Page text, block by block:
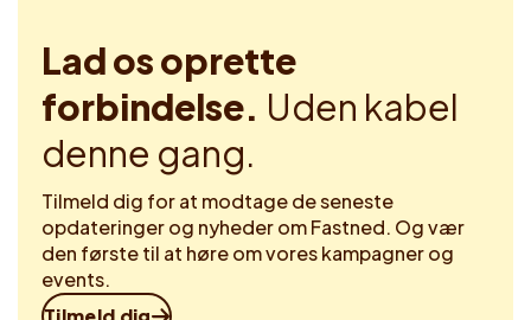
Lad os oprette
forbindelse. Uden kabel
denne gang.
Tilmeld dig for at modtage de seneste
opdateringer og nyheder om Fastned. Og vær
den første til at høre om vores kampagner og
events.